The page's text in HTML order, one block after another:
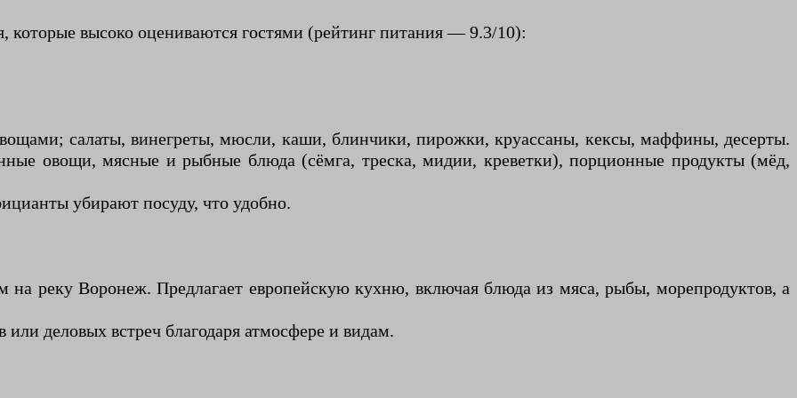
которые высоко оцениваются гостями (рейтинг питания — 9.3/10):
салаты, винегреты, мюсли, каши, блинчики, пирожки, круассаны, кексы, маффины, десерты.
овощи, мясные и рыбные блюда (сёмга, треска, мидии, креветки), порционные продукты (мёд,
убирают посуду, что удобно.
реку Воронеж. Предлагает европейскую кухню, включая блюда из мяса, рыбы, морепродуктов, а
деловых встреч благодаря атмосфере и видам.